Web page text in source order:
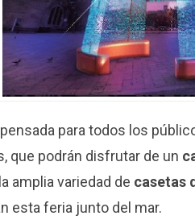
para todos los
que podrán disfrutar de un
amplia variedad de casetas
esta feria junto del mar.